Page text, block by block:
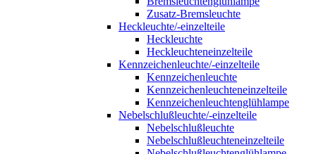
Zusatz-Bremsleuchte
Heckleuchte/-einzelteile
Heckleuchte
Heckleuchteneinzelteile
Kennzeichenleuchte/-einzelteile
Kennzeichenleuchte
Kennzeichenleuchteneinzelteile
Kennzeichenleuchtenglühlampe
Nebelschlußleuchte/-einzelteile
Nebelschlußleuchte
Nebelschlußleuchteneinzelteile